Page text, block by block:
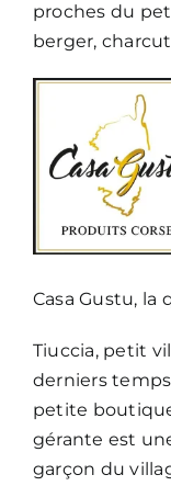
proches du
berger,
Casa Gustu, la
Tiuccia, petit
derniers
petite
gérante est
garçon du